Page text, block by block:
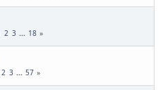
2 3 ... 18
2 3 ... 57